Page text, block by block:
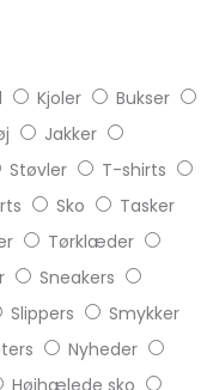
Kjoler
Bukser
Jakker
Støvler
T-shirts
Sko
Tasker
Tørklæder
Sneakers
Slippers
Smykker
Nyheder
Højhælede sko